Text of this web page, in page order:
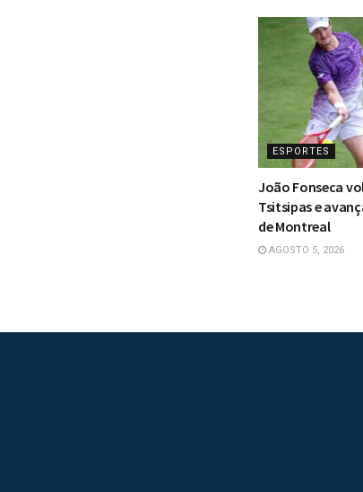
ESPORTES
João Fonseca
Tsitsipas e
de Montreal
AGOSTO 5, 2026